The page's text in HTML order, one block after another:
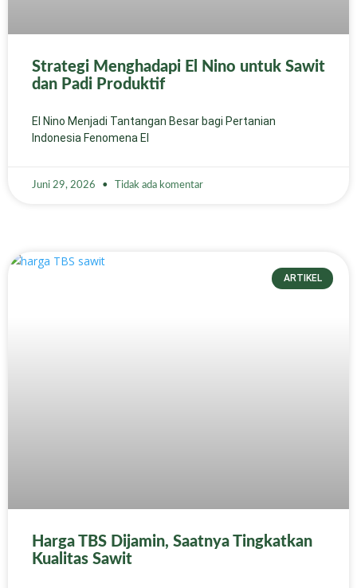
Strategi Menghadapi El Nino untuk Sawit
dan Padi Produktif
El Nino Menjadi Tantangan Besar bagi Pertanian
Indonesia Fenomena El
Juni 29, 2026 Tidak ada komentar
ARTIKEL
Harga TBS Dijamin, Saatnya Tingkatkan
Kualitas Sawit